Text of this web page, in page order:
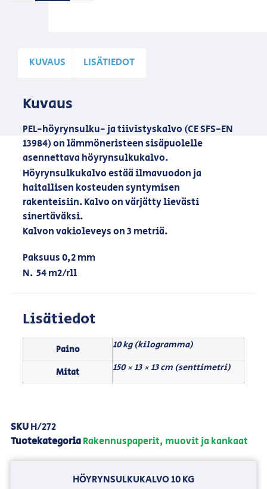
KUVAUS LISÄTIEDOT
Kuvaus
PEL-höyrynsulku- ja tiivistyskalvo (CE SFS-EN
13984) on lämmöneristeen sisäpuolelle
asennettava höyrynsulkukalvo.
Höyrynsulkukalvo estää ilmavuodon ja
haitallisen kosteuden syntymisen
rakenteisiin. Kalvo on värjätty lievästi
sinertäväksi.
Kalvon vakioleveys on 3 metriä.
Paksuus 0,2 mm
N. 54 m2/rll
Lisätiedot
Paino 10 kg (kilogramma)
Mitat 150 × 13 × 13 cm (senttimetri)
SKUH/272
TuotekategoriaRakennuspaperit, muovit ja kankaat
HÖYRYNSULKUKALVO 10 KG